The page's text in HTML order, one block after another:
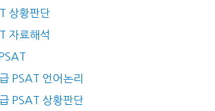
상황판단
자료해석
PSAT 언어논리
PSAT 상황판단